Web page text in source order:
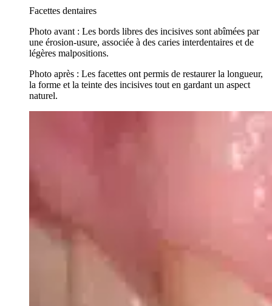
Facettes dentaires
Photo avant : Les bords libres des incisives sont abîmées par
une érosion-usure, associée à des caries interdentaires et de
légères malpositions.
Photo après : Les facettes ont permis de restaurer la longueur,
la forme et la teinte des incisives tout en gardant un aspect
naturel.